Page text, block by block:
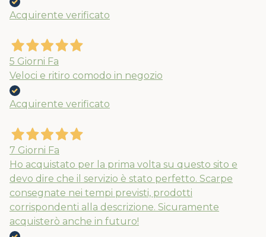
Acquirente verificato
5 Giorni Fa
Veloci e ritiro comodo in negozio
Acquirente verificato
7 Giorni Fa
Ho acquistato per la prima volta su questo sito e
devo dire che il servizio è stato perfetto. Scarpe
consegnate nei tempi previsti, prodotti
corrispondenti alla descrizione. Sicuramente
acquisterò anche in futuro!